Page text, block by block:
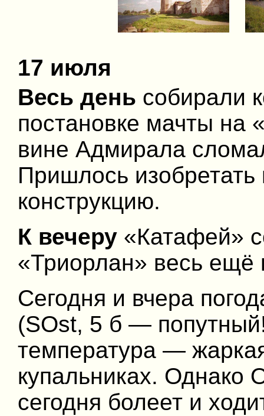
17 июля
Весь день собирали
постановке мачты на
вине Адмирала
Пришлось
конструкцию.
К вечеру «Катафей»
«Триорлан» весь ещё
Сегодня и вчера
(SOst, 5 б —
температура —
купальниках. Однако
сегодня болеет и